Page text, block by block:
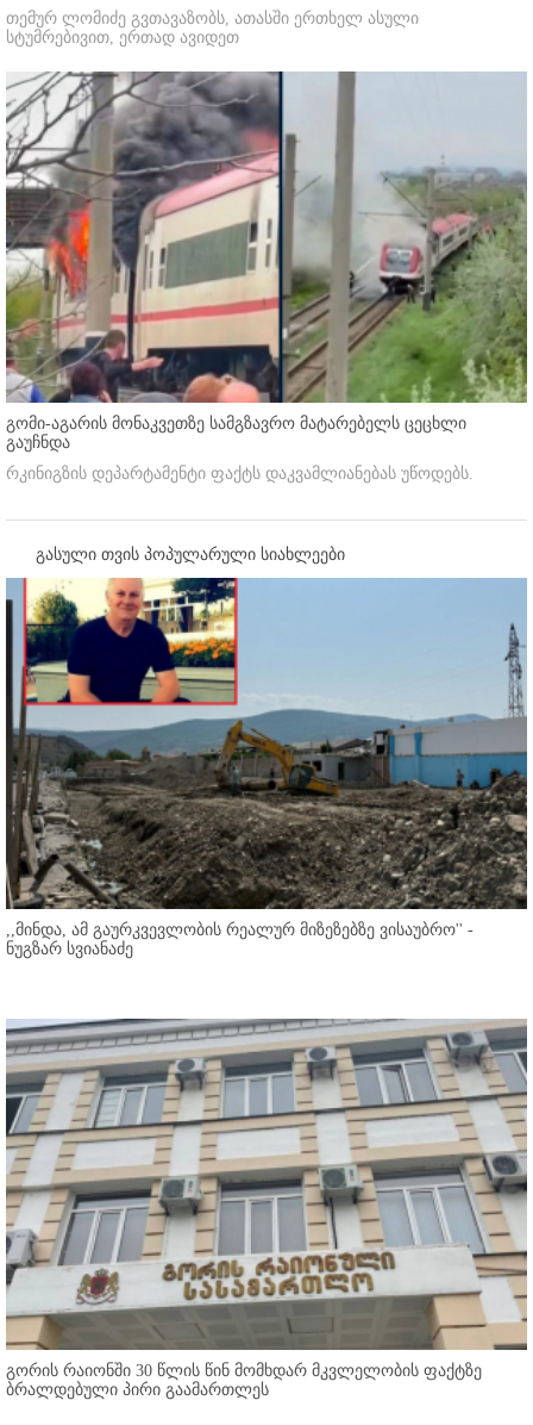
თემურ ლომიძე გვთავაზობს, ათასში ერთხელ ასული
სტუმრებივით, ერთად ავიდეთ
გომი-აგარის მონაკვეთზე სამგზავრო მატარებელს ცეცხლი
გაუჩნდა
რკინიგზის დეპარტამენტი ფაქტს დაკვამლიანებას უწოდებს.
გასული თვის პოპულარული სიახლეები
,,მინდა, ამ გაურკვევლობის რეალურ მიზეზებზე ვისაუბრო'' -
ნუგზარ სვიანაძე
გორის რაიონში 30 წლის წინ მომხდარ მკვლელობის ფაქტზე
ბრალდებული პირი გაამართლეს